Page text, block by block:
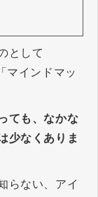
として
マインドマッ
ても、なかな
少なくありま
らない、アイ